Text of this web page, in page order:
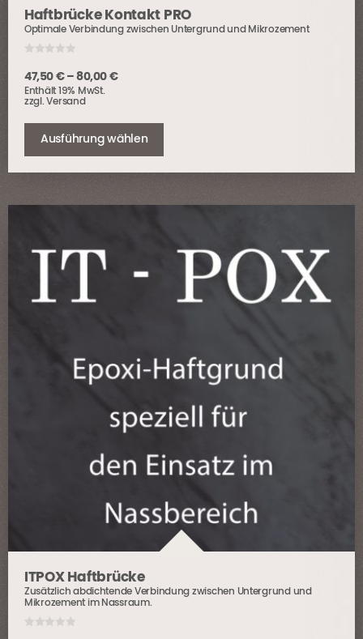
Haftbrücke Kontakt PRO
Optimale Verbindung zwischen Untergrund und Mikrozement
o
u
t
o
47,50 € –80,00 €Preisspanne:
80,00 €
Enthält 19% MwSt.
zzgl.Versand
Ausführung wählen
können
Produktseite
ITPOX Haftbrücke
Zusätzlich abdichtende Verbindung zwischen Untergrund und
Mikrozement im Nassraum.